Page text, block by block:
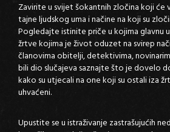
Zavirite u svijet šokantnih zločina koji će
tajne ljudskog uma i načine na koji su
Pogledajte istinite priče u kojima glavnu
žrtve kojima je život oduzet na svirep
članovima obitelji, detektivima,
bili dio slučajeva saznajte što je dovelo
kako su utjecali na one koji su ostali iza
uhvaćeni.
Upustite se u istraživanje zastrašujućih